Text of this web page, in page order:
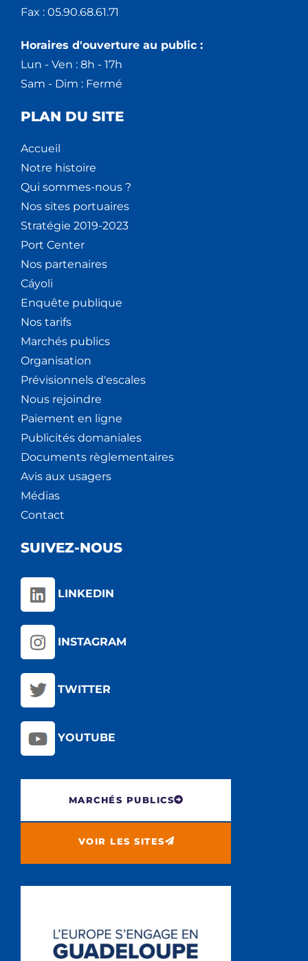
Fax : 05.90.68.61.71
Horaires d'ouverture au public :
Lun - Ven : 8h - 17h
Sam - Dim : Fermé
PLAN DU SITE
Accueil
Notre histoire
Qui sommes-nous ?
Nos sites portuaires
Stratégie 2019-2023
Port Center
Nos partenaires
Cáyoli
Enquête publique
Nos tarifs
Marchés publics
Organisation
Prévisionnels d'escales
Nous rejoindre
Paiement en ligne
Publicités domaniales
Documents règlementaires
Avis aux usagers
Médias
Contact
SUIVEZ-NOUS
LINKEDIN
INSTAGRAM
TWITTER
YOUTUBE
MARCHÉS PUBLICS
VOIR LES SITES